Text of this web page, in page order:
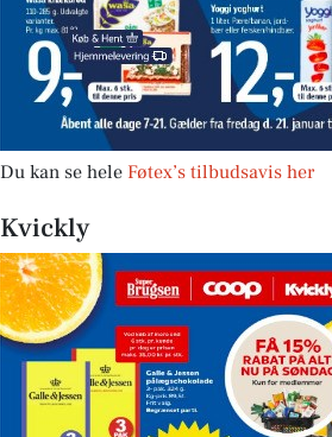
Du kan se hele Føtex’s tilbudsavis her
Kvickly